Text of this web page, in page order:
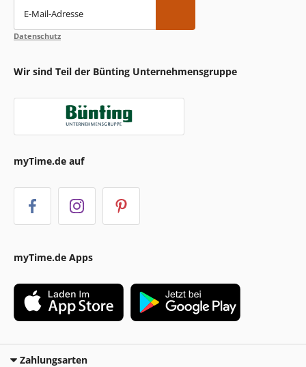
E-Mail-Adresse
Datenschutz
Wir sind Teil der Bünting Unternehmensgruppe
myTime.de auf
myTime.de Apps
Zahlungsarten